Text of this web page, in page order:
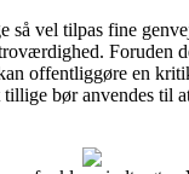
så vel tilpas fine
Foruden
offentliggøre en
bør anvendes til